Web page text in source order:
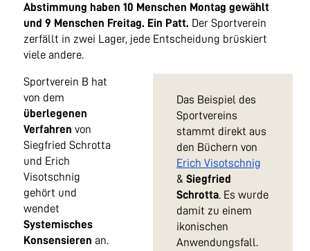
Abstimmung haben 10 Menschen Montag gewählt
und 9 Menschen Freitag. Ein Patt. Der Sportverein
zerfällt in zwei Lager, jede Entscheidung brüskiert
viele andere.
Das Beispiel des
Sportvereins
stammt direkt aus
den Büchern von
Erich Visotschnig
& Siegfried
Schrotta. Es wurde
damit zu einem
ikonischen
Anwendungsfall.
Sportverein B hat
von dem
überlegenen
Verfahren von
Siegfried Schrotta
und Erich
Visotschnig
gehört und
wendet
Systemisches
Konsensieren an.